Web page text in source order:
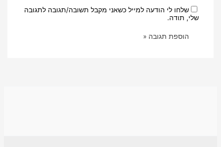
שלחו לי הודעה למייל כשאני מקבל תשובה/תגובה לתגובה
שלי, תודה.